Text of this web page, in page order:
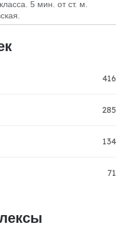
5 мин. от ст. м.
416
285
134
71